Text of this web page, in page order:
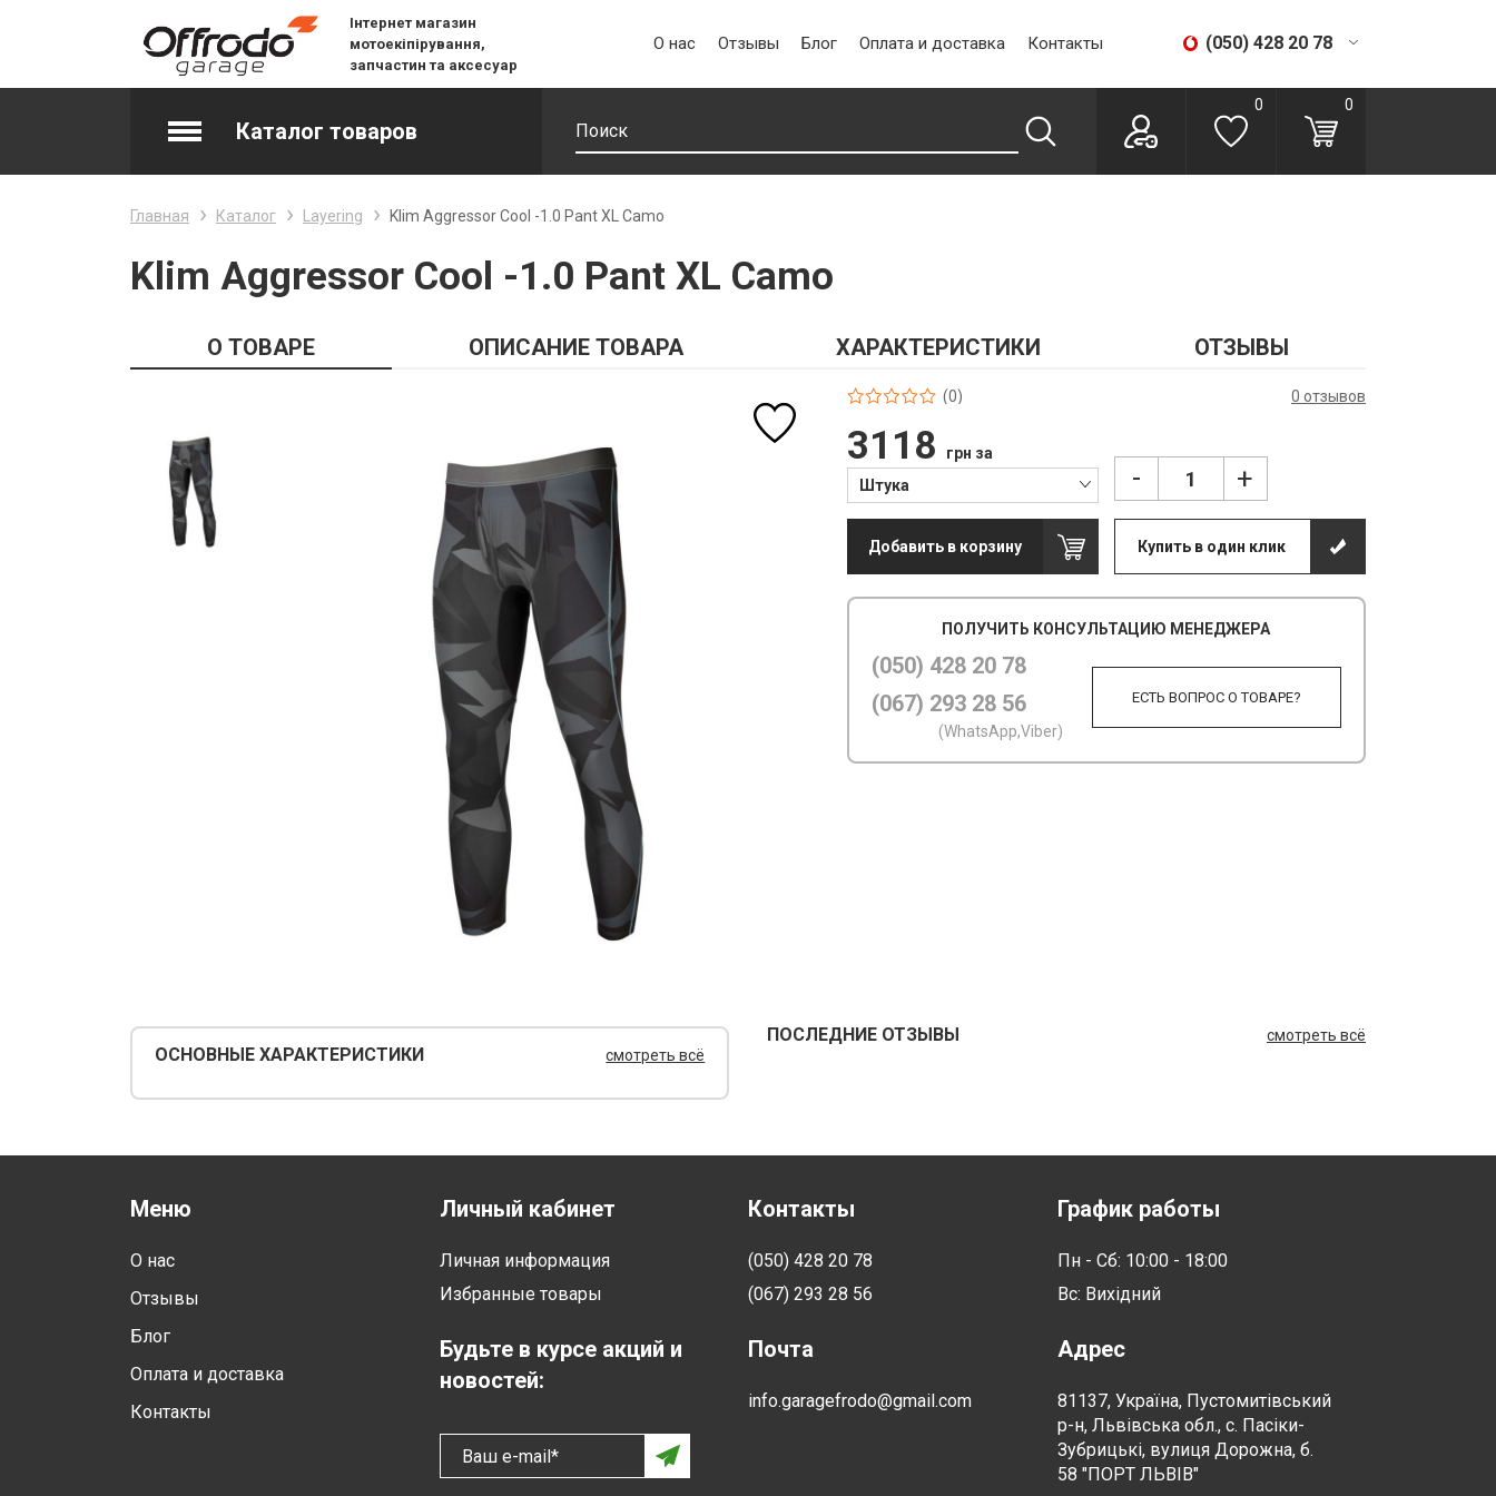
Інтернет магазин
мотоекіпірування,
запчастин та аксесуар
О нас Отзывы Блог Оплата и доставка Контакты (050) 428 20 78
(067) 293 28 56
Каталог товаров
Джерсі
Lifestyle
Вилочне масло
Гідравлічне масло
0 0
Главная Каталог Layering Klim Aggressor Cool -1.0 Pant XL Camo
Klim Aggressor Cool -1.0 Pant XL Camo
О ТОВАРЕ ОПИСАНИЕ ТОВАРА ХАРАКТЕРИСТИКИ ОТЗЫВЫ
(0) 0 отзывов
3118
грн за
Штука
- +
Добавить в корзину Купить в один клик
ПОЛУЧИТЬ КОНСУЛЬТАЦИЮ МЕНЕДЖЕРА
(050) 428 20 78
(067) 293 28 56
(WhatsApp,Viber)
ЕСТЬ ВОПРОС О ТОВАРЕ?
ОСНОВНЫЕ ХАРАКТЕРИСТИКИ смотреть всё
ПОСЛЕДНИЕ ОТЗЫВЫ смотреть всё
Меню
О нас
Отзывы
Блог
Оплата и доставка
Контакты
Личный кабинет
Личная информация
Избранные товары
Будьте в курсе акций и
новостей:
Ваш e-mail*
Контакты
(050) 428 20 78
(067) 293 28 56
Почта
info.garagefrodo@gmail.com
График работы
Пн - Сб: 10:00 - 18:00
Вс: Вихідний
Адрес
81137, Україна, Пустомитівський
р-н, Львівська обл., с. Пасіки-
Зубрицькі, вулиця Дорожна, б.
58 "ПОРТ ЛЬВІВ"